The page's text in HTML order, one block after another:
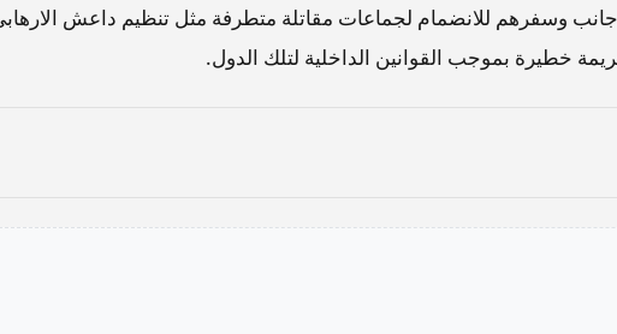
وسفرهم للانضمام لجماعات مقاتلة متطرفة مثل تنظيم داعش
خطيرة بموجب القوانين الداخلية لتلك الدول.